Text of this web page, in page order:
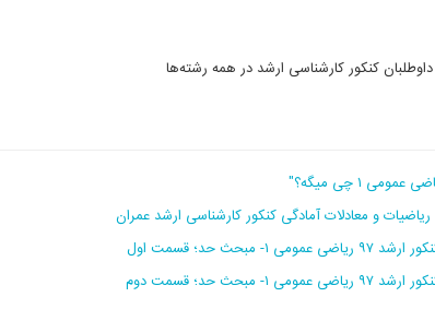
كنكور كارشناسى ارشد در همه رشته‌ها
۱ چی میگه؟"
و معادلات آمادگی کنکور کارشناسی ارشد عمران
حد؛ قسمت اول
حد؛ قسمت دوم